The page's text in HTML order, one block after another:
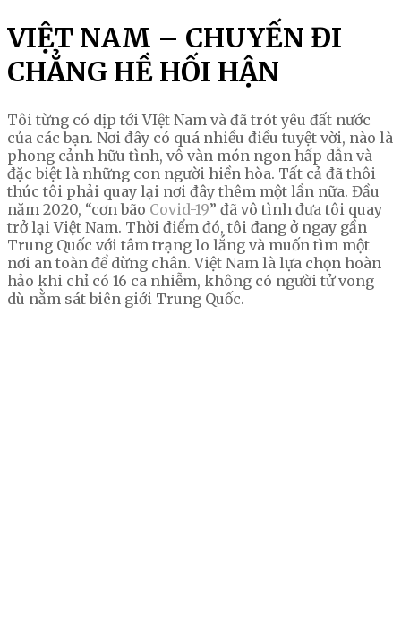
VIỆT NAM – CHUYẾN ĐI
CHẲNG HỀ HỐI HẬN
Tôi từng có dịp tới VIệt Nam và đã trót yêu đất nước
của các bạn. Nơi đây có quá nhiều điều tuyệt vời, nào là
phong cảnh hữu tình, vô vàn món ngon hấp dẫn và
đặc biệt là những con người hiền hòa. Tất cả đã thôi
thúc tôi phải quay lại nơi đây thêm một lần nữa. Đầu
năm 2020, “cơn bão Covid-19” đã vô tình đưa tôi quay
trở lại Việt Nam. Thời điểm đó, tôi đang ở ngay gần
Trung Quốc với tâm trạng lo lắng và muốn tìm một
nơi an toàn để dừng chân. Việt Nam là lựa chọn hoàn
hảo khi chỉ có 16 ca nhiễm, không có người tử vong
dù nằm sát biên giới Trung Quốc.